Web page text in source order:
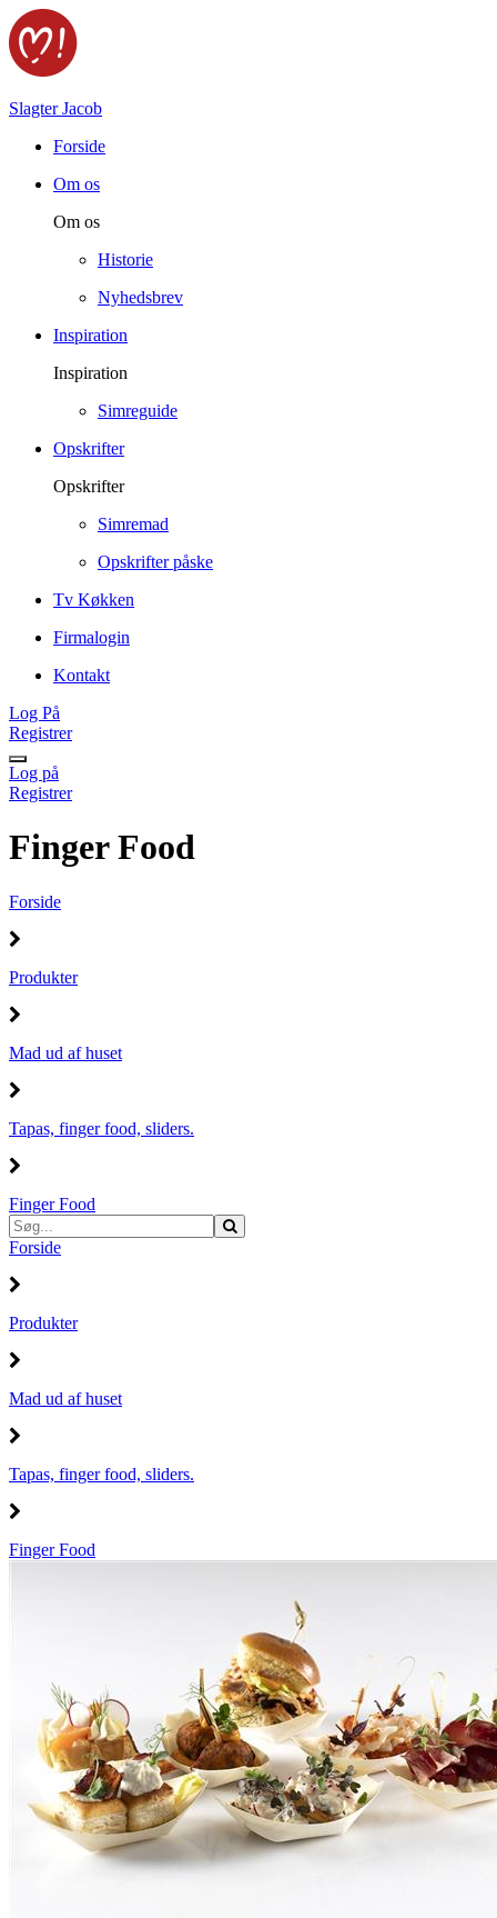
Slagter Jacob
Forside
Om os
Om os
Historie
Nyhedsbrev
Inspiration
Inspiration
Simreguide
Opskrifter
Opskrifter
Simremad
Opskrifter påske
Tv Køkken
Firmalogin
Kontakt
Log På
Registrer
Log på
Registrer
Finger Food
Forside
Produkter
Mad ud af huset
Tapas, finger food, sliders.
Finger Food
Forside
Produkter
Mad ud af huset
Tapas, finger food, sliders.
Finger Food